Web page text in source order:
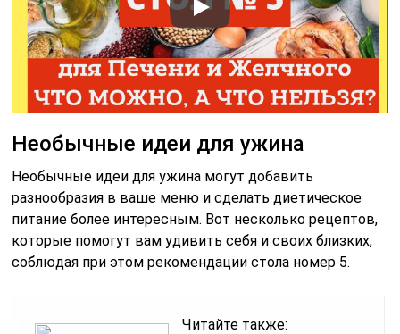
Необычные идеи для ужина
Необычные идеи для ужина могут добавить
разнообразия в ваше меню и сделать диетическое
питание более интересным. Вот несколько рецептов,
которые помогут вам удивить себя и своих близких,
соблюдая при этом рекомендации стола номер 5.
Читайте также: